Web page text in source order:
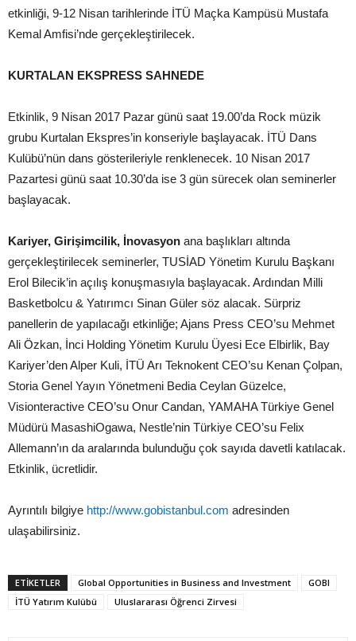
etkinliği, 9-12 Nisan tarihlerinde İTÜ Maçka Kampüsü Mustafa
Kemal Amfisi’nde gerçekleştirilecek.
KURTALAN EKSPRESS SAHNEDE
Etkinlik, 9 Nisan 2017 Pazar günü saat 19.00’da Rock müzik
grubu Kurtalan Ekspres’in konseriyle başlayacak. İTÜ Dans
Kulübü’nün dans gösterileriyle renklenecek. 10 Nisan 2017
Pazartesi günü saat 10.30’da ise 3 gün sürecek olan seminerler
başlayacak.
Kariyer, Girişimcilik, İnovasyon ana başlıkları altında
gerçekleştirilecek seminerler, TUSİAD Yönetim Kurulu Başkanı
Erol Bilecik’in açılış konuşmasıyla başlayacak. Ardından Milli
Basketbolcu & Yatırımcı Sinan Güler söz alacak. Sürpriz
panellerin de yapılacağı etkinliğe; Ajans Press CEO’su Mehmet
Ali Özkan, İnci Holding Yönetim Kurulu Üyesi Ece Elbirlik, Bay
Kariyer’den Alper Kuli, İTÜ Arı Teknokent CEO’su Kenan Çolpan,
Storia Genel Yayın Yönetmeni Bedia Ceylan Güzelce,
Visionteractive CEO’su Onur Candan, YAMAHA Türkiye Genel
Müdürü MasashiOgawa, Nestle’nin Türkiye CEO’su Felix
Allemann’ın da aralarında bulunduğu çok sayıda davetli katılacak.
Etkinlik, ücretlidir.
Ayrıntılı bilgiye http://www.gobistanbul.com adresinden
ulaşabilirsiniz.
ETİKETLER Global Opportunities in Business and Investment
GOBI
İTÜ Yatırım Kulübü
Uluslararası Öğrenci Zirvesi